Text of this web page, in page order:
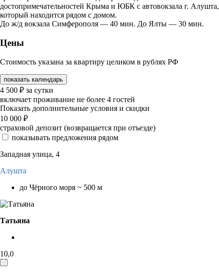
достопримечательностей Крыма и ЮБК с автовокзала г. Алушта,
который находится рядом с домом.
До ж/д вокзала Симферополя — 40 мин. До Ялты — 30 мин.
Цены
Стоимость указана за квартиру целиком в рублях РФ
показать календарь
4 500 ₽ за сутки
включает проживание не более 4 гостей
Показать дополнительные условия и скидки
10 000 ₽
страховой депозит (возвращается при отъезде)
показывать предложения рядом
Западная улица, 4
Алушта
до Чёрного моря ~ 500 м
Татьяна
10,0